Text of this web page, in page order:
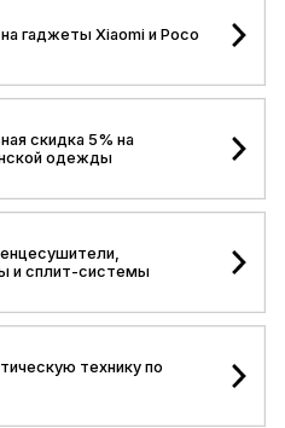
гаджеты Xiaomi и Poco
скидка 5% на
одежды
и сплит-системы
технику по